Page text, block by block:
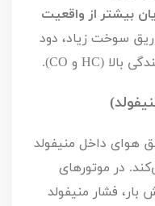
بیشتر از واقعیت
سوخت زیاد، دود
بالا (HC و CO
).
هوای داخل منیفولد
در موتورهای
فشار منیفولد